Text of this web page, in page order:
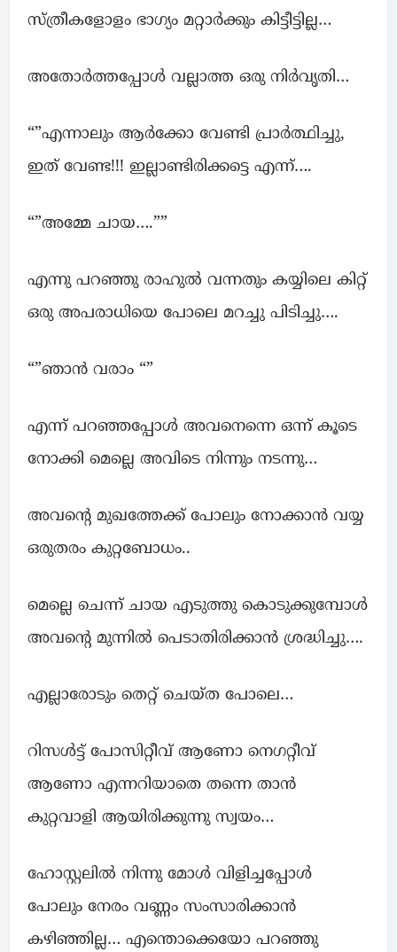
സ്ത്രീകളോളം ഭാഗ്യം മറ്റാർക്കും കിട്ടീട്ടില്ല…
അതോർത്തപ്പോൾ വല്ലാത്ത ഒരു നിർവൃതി…
“”എന്നാലും ആർക്കോ വേണ്ടി പ്രാർത്ഥിച്ചു,
ഇത് വേണ്ട!!! ഇല്ലാണ്ടിരിക്കട്ടെ എന്ന്….
“”അമ്മേ ചായ….””
എന്നു പറഞ്ഞു രാഹുൽ വന്നതും കയ്യിലെ കിറ്റ്
ഒരു അപരാധിയെ പോലെ മറച്ചു പിടിച്ചു….
“”ഞാൻ വരാം “”
എന്ന് പറഞ്ഞപ്പോൾ അവനെന്നെ ഒന്ന് കൂടെ
നോക്കി മെല്ലെ അവിടെ നിന്നും നടന്നു…
അവന്റെ മുഖത്തേക്ക് പോലും നോക്കാൻ വയ്യ
ഒരുതരം കുറ്റബോധം..
മെല്ലെ ചെന്ന് ചായ എടുത്തു കൊടുക്കുമ്പോൾ
അവന്റെ മുന്നിൽ പെടാതിരിക്കാൻ ശ്രദ്ധിച്ചു….
എല്ലാരോടും തെറ്റ് ചെയ്ത പോലെ…
റിസൾട്ട്‌ പോസിറ്റീവ് ആണോ നെഗറ്റീവ്
ആണോ എന്നറിയാതെ തന്നെ താൻ
കുറ്റവാളി ആയിരിക്കുന്നു സ്വയം…
ഹോസ്റ്റലിൽ നിന്നു മോൾ വിളിച്ചപ്പോൾ
പോലും നേരം വണ്ണം സംസാരിക്കാൻ
കഴിഞ്ഞില്ല… എന്തൊക്കെയോ പറഞ്ഞു